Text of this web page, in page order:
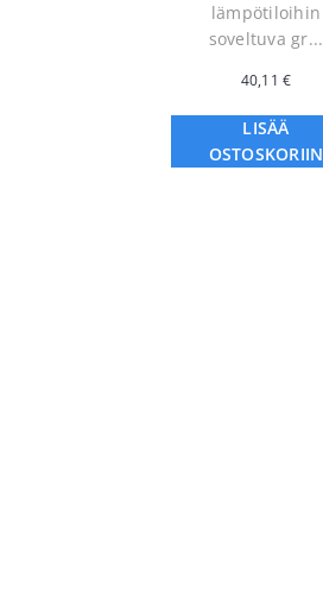
lämpötiloihin
soveltuva gr...
40,11€
LISÄÄ
OSTOSKORIIN